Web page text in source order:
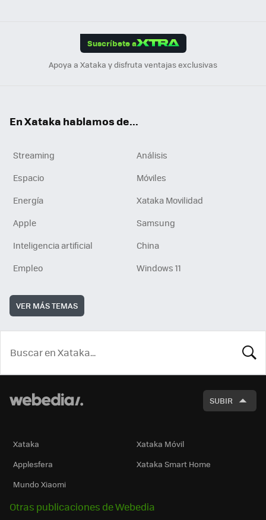
Suscríbete a
Apoya a Xataka y disfruta ventajas exclusivas
En Xataka hablamos de...
Streaming
Análisis
Espacio
Móviles
Energía
Xataka Movilidad
Apple
Samsung
Inteligencia artificial
China
Empleo
Windows 11
VER MÁS TEMAS
SUBIR
Xataka
Xataka Móvil
Applesfera
Xataka Smart Home
Mundo Xiaomi
Otras publicaciones de Webedia